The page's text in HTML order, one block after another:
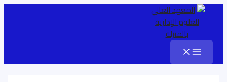
تخطي
المحتوى
Main
MenuPost
navigation
اكتب
هنا...
اسم*
Email*
الموقع